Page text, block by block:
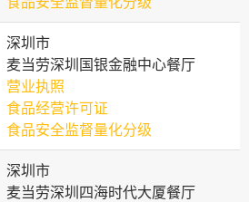
深圳市
麦当劳深圳国银金融中心餐厅
营业执照
食品经营许可证
食品安全监督量化分级
深圳市
麦当劳深圳四海时代大厦餐厅